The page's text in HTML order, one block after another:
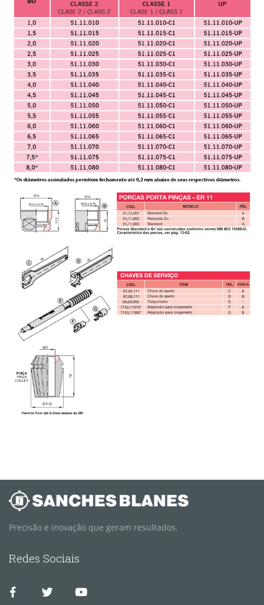
Precisão e inovação que geram resultados.
Redes Sociais